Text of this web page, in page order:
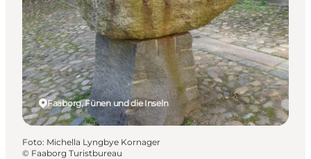
Erlebnisse
Unterkünfte
Reiseplanung
Faaborg, Fünen und die Inseln
Foto: Michella Lyngbye Kornager
© Faaborg Turistbureau